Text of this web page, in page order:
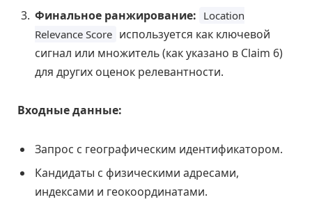
Финальное ранжирование: Location
Relevance Score используется как ключевой
сигнал или множитель (как указано в Claim 6)
для других оценок релевантности.
Входные данные:
Запрос с географическим идентификатором.
Кандидаты с физическими адресами,
индексами и геокоординатами.